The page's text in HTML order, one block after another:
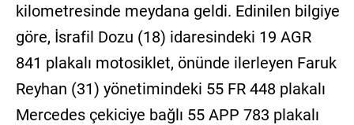
Gizlilik
Politikası
kilometresinde meydana geldi. Edinilen bilgiye
göre, İsrafil Dozu (18) idaresindeki 19 AGR
841 plakalı motosiklet, önünde ilerleyen Faruk
Reyhan (31) yönetimindeki 55 FR 448 plakalı
Mercedes çekiciye bağlı 55 APP 783 plakalı